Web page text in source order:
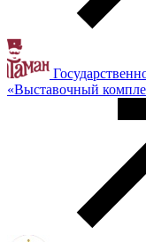
«Выставочный